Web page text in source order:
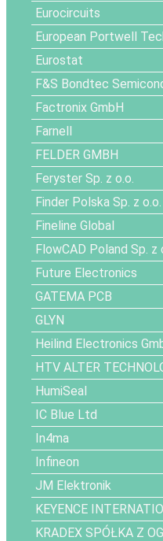
Eurocircuits
European Portwell
Eurostat
F&S Bondtec
Factronix GmbH
Farnell
FELDER GMBH
Feryster Sp. z o.o.
Finder Polska Sp. z o.o.
Fineline Global
FlowCAD Poland Sp. z
Future Electronics
GATEMA PCB
GLYN
Heilind Electronics
HTV ALTER
HumiSeal
IC Blue Ltd
In4ma
Infineon
JM Elektronik
KEYENCE
KRADEX SPÓŁKA Z